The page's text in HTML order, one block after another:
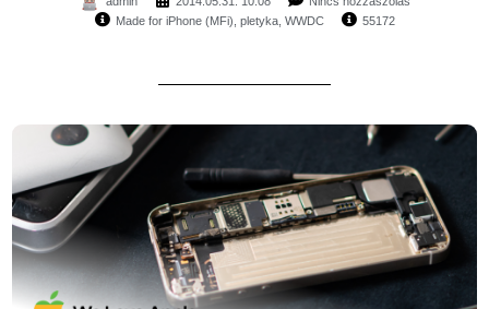
Made for iPhone (MFi) pletyka, WWDC 55172